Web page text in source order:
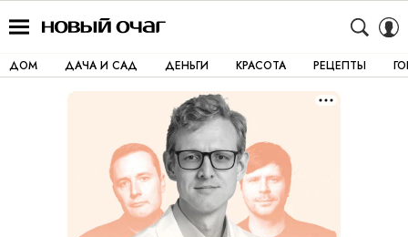
ДОМ ДАЧА И САД ДЕНЬГИ КРАСОТА РЕЦЕПТЫ